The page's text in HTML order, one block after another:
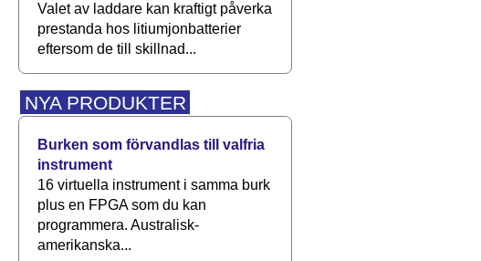
Valet av laddare kan kraftigt påverka
prestanda hos litiumjonbatterier
eftersom de till skillnad...
NYA PRODUKTER
Burken som förvandlas till valfria
instrument
16 virtuella instrument i samma burk
plus en FPGA som du kan
programmera. Australisk-
amerikanska...